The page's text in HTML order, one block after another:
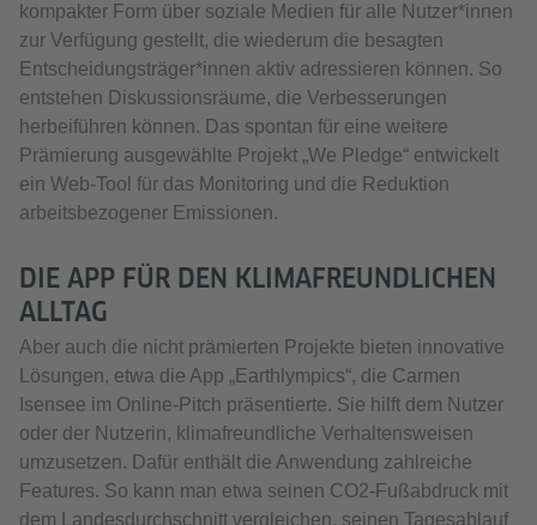
kompakter Form über soziale Medien für alle Nutzer*innen
zur Verfügung gestellt, die wiederum die besagten
Entscheidungsträger*innen aktiv adressieren können. So
entstehen Diskussionsräume, die Verbesserungen
herbeiführen können. Das spontan für eine weitere
Prämierung ausgewählte Projekt „We Pledge“ entwickelt
ein Web-Tool für das Monitoring und die Reduktion
arbeitsbezogener Emissionen.
DIE APP FÜR DEN KLIMAFREUNDLICHEN
ALLTAG
Aber auch die nicht prämierten Projekte bieten innovative
Lösungen, etwa die App „Earthlympics“, die Carmen
Isensee im Online-Pitch präsentierte. Sie hilft dem Nutzer
oder der Nutzerin, klimafreundliche Verhaltensweisen
umzusetzen. Dafür enthält die Anwendung zahlreiche
Features. So kann man etwa seinen CO2-Fußabdruck mit
dem Landesdurchschnitt vergleichen, seinen Tagesablauf